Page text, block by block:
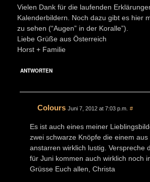
Vielen Dank für die laufenden
Kalenderbildern. Noch dazu gibt es hier
zu sehen (“Augen” in der Koralle”).
Liebe Grüße aus Österreich
Horst + Familie
ANTWORTEN
Colours Juni 7, 2012 at 7:03 p.m. #
Es ist auch eines meiner
zwei schwarze Knöpfe die einem
anstarren wirklich lustig. Verspreche
für Juni kommen auch wirklich noch
Grüsse Euch allen, Christa